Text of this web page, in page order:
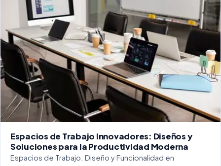
Espacios de Trabajo Innovadores: Diseños y
Soluciones para la Productividad Moderna
Espacios de Trabajo: Diseño y Funcionalidad en